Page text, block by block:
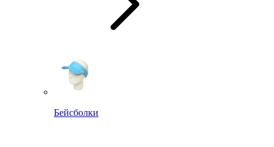
Бейсболки